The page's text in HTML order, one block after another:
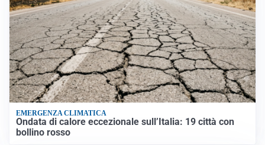
EMERGENZA CLIMATICA
Ondata di calore eccezionale sull’Italia: 19 città con
bollino rosso